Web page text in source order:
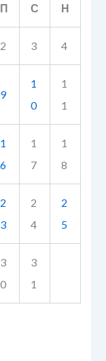
П С Н
2 3 4
9
1
0
1
1
1
6
1
7
1
8
2
3
2
4
2
5
3
0
3
1